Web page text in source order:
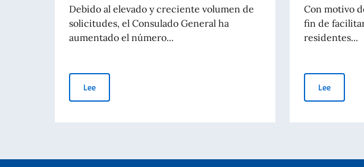
Debido al elevado y creciente volumen de
solicitudes, el Consulado General ha
aumentado el número...
LeeActualización sobre los procedimientos para la expedición del pasaporte
Con motivo
fin de
residentes...
LeeIniciativa